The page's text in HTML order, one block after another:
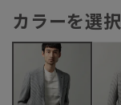
カラーを選択